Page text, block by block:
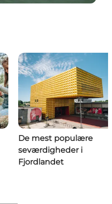
De mest populære
seværdigheder i
Fjordlandet